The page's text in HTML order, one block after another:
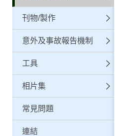
刊物/製作
意外及事故報告機制
工具
相片集
常見問題
連結